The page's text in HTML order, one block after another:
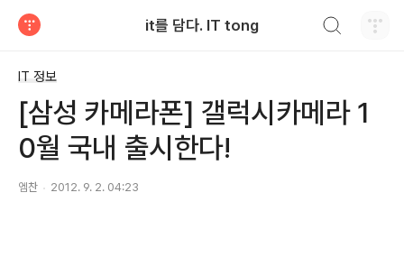
it를 담다. IT tong
IT 정보
[삼성 카메라폰] 갤럭시카메라 1
0월 국내 출시한다!
엠찬 2012. 9. 2. 04:23